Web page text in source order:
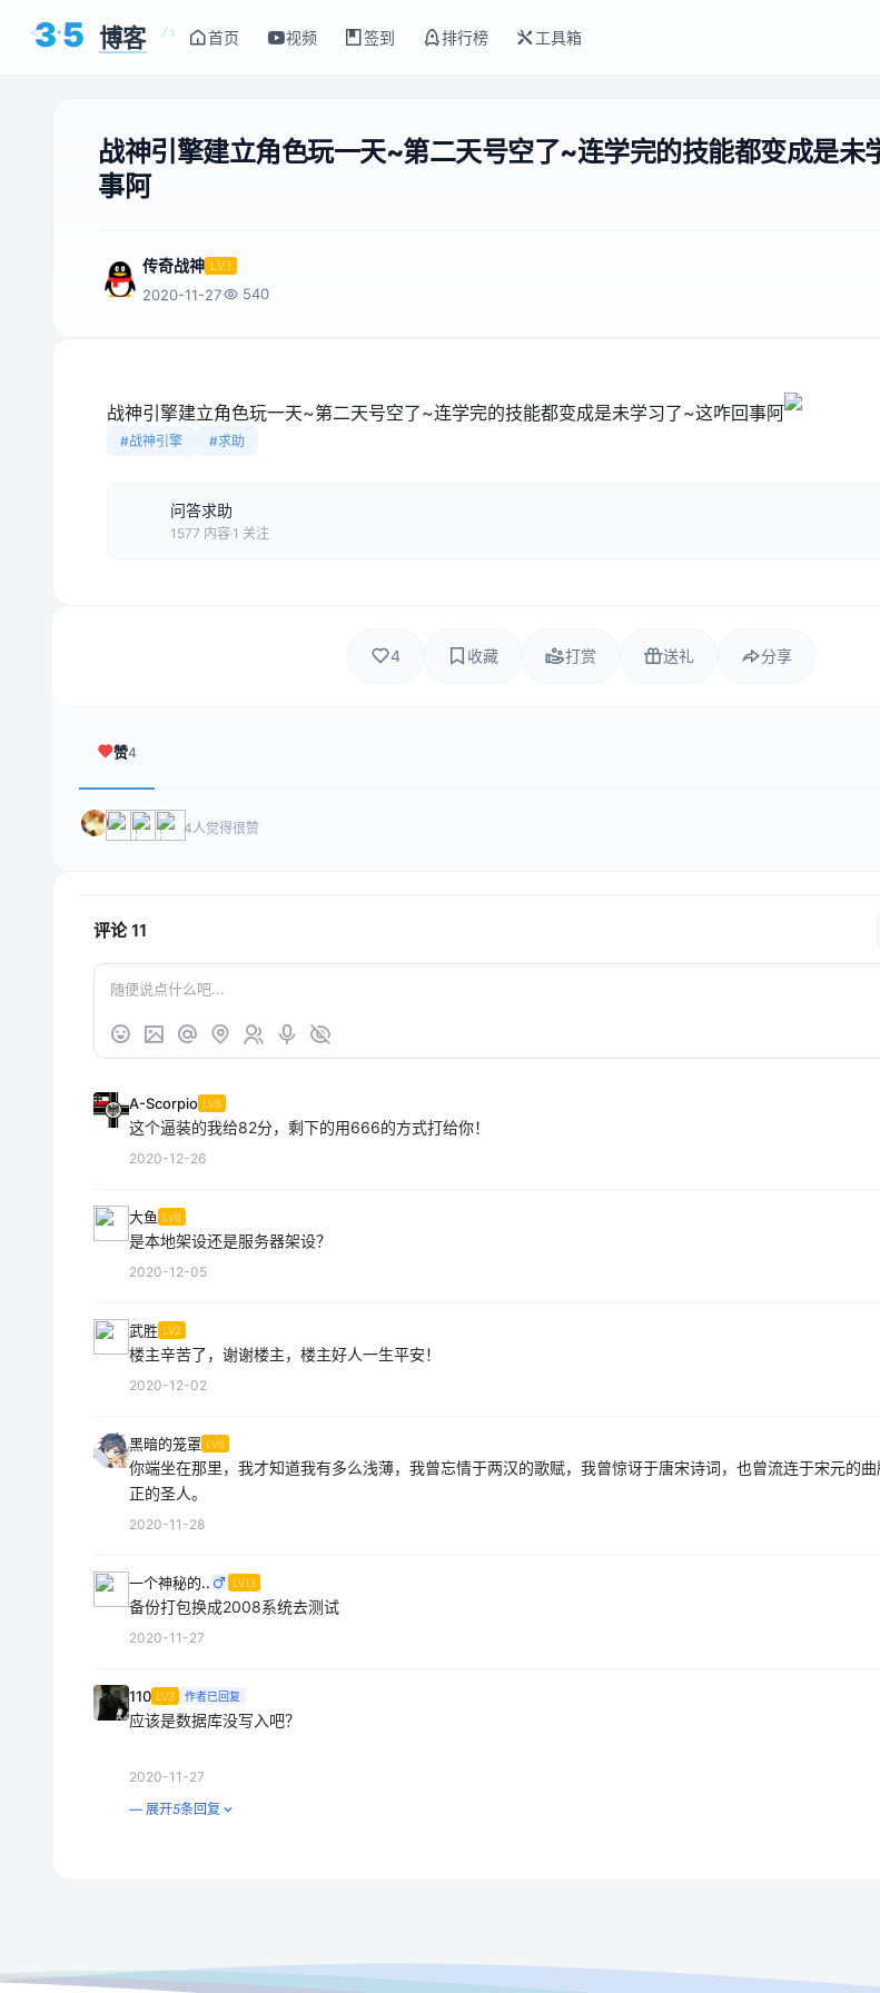
< />
35 博客 首页 视频 签到 排行榜 工具箱
战神引擎建立角色玩一天~第二天号空了~连学完的技能都变成是未
事阿​
传奇战神 LV1
2020-11-27 540
战神引擎建立角色玩一天~第二天号空了~连学完的技能都变成是未学习了~这咋回事阿
#战神引擎 #求助
问答求助
1577 内容 1 关注
4 收藏 打赏 送礼 分享
赞4
4人觉得很赞
评论11
A-Scorpio LV6
这个逼装的我给82分，剩下的用666的方式打给你！
2020-12-26
大鱼 LV6
是本地架设还是服务器架设？
2020-12-05
武胜 LV2
楼主辛苦了，谢谢楼主，楼主好人一生平安！
2020-12-02
黑暗的笼罩 LV6
你端坐在那里，我才知道我有多么浅薄，我曾忘情于两汉的歌赋，我曾惊讶于唐宋诗词，也曾流连于宋元的
正的圣人。
2020-11-28
一个神秘的.. LV13
备份打包换成2008系统去测试
2020-11-27
110 LV3 作者已回复
应该是数据库没写入吧？
2020-11-27
— 展开5条回复